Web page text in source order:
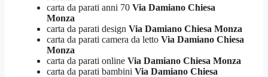
carta da parati anni 70 Via Damiano Chiesa
Monza
carta da parati design Via Damiano Chiesa Monza
carta da parati camera da letto Via Damiano Chiesa
Monza
carta da parati online Via Damiano Chiesa Monza
carta da parati bambini Via Damiano Chiesa